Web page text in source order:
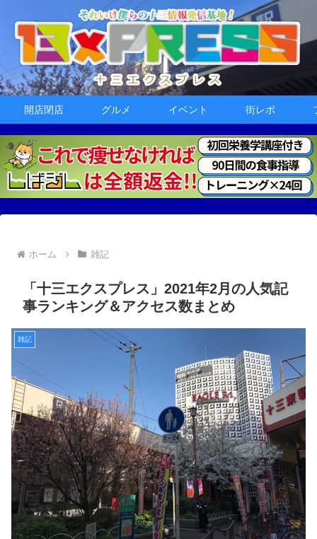
開店閉店 グルメ イベント 街レポ
ホーム 雑記
「十三エクスプレス」2021年2月の人気記
事ランキング＆アクセス数まとめ
雑記